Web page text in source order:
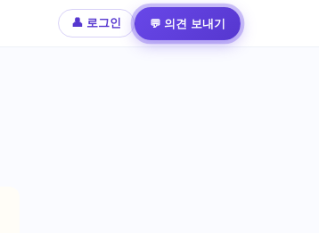
👤 로그인 💬 의견 보내기